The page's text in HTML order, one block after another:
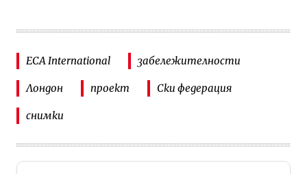
ECA International забележителности
Лондон проект Ски федерация
снимки